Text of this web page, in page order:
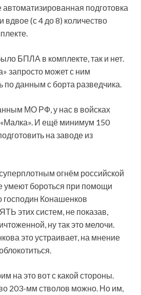
подготовка
вдвое (с 4 до 8) количество
БПЛА в комплекте, так и нет.
запросто может с ним
по данным с борта разведчика.
МО РФ, у нас в войсках
И ещё минимум 150
на заводе из
огнём российской
умеют бороться при помощи
господин Конашенков
этих систем, не показав,
ну так это мелочи.
это устраивает, на мнение
на это вот с какой стороны.
203-мм стволов можно. Но им,